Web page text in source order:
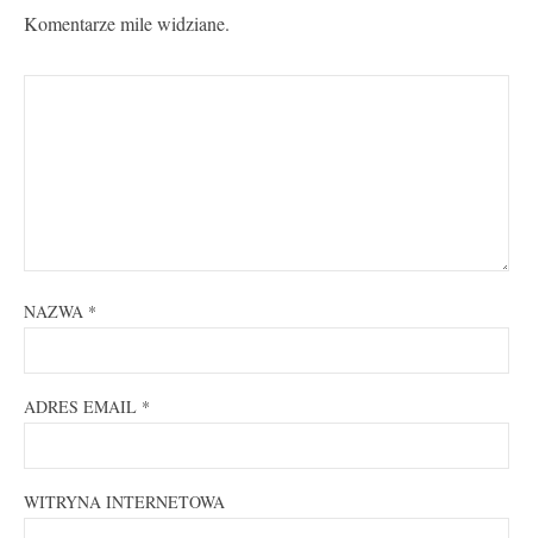
Komentarze mile widziane.
NAZWA *
ADRES EMAIL *
WITRYNA INTERNETOWA